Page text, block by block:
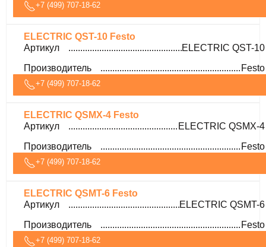
+7 (499) 707-18-62
ELECTRIC QST-10 Festo
Артикул
ELECTRIC QST-10
Производитель
Festo
+7 (499) 707-18-62
ELECTRIC QSMX-4 Festo
Артикул
ELECTRIC QSMX-4
Производитель
Festo
+7 (499) 707-18-62
ELECTRIC QSMT-6 Festo
Артикул
ELECTRIC QSMT-6
Производитель
Festo
+7 (499) 707-18-62